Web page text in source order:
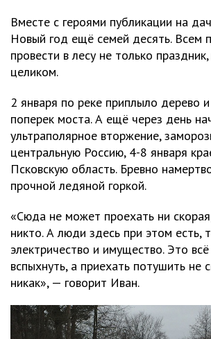
Вместе с героями публикации на
Новый год ещё семей десять. Всем
провести в лесу не только
целиком.
2 января по реке приплыло дерево
поперек моста. А ещё через день
ультраполярное вторжение,
центральную Россию, 4-8 января
Псковскую область. Бревно
прочной ледяной горкой.
«Сюда не может проехать ни
никто. А люди здесь при этом есть,
электричество и имущество. Это
вспыхнуть, а приехать потушить не
никак», — говорит Иван.